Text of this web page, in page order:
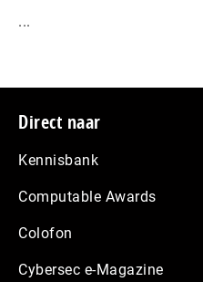
...
Footer
Direct naar
Kennisbank
Computable Awards
Colofon
Cybersec e-Magazine